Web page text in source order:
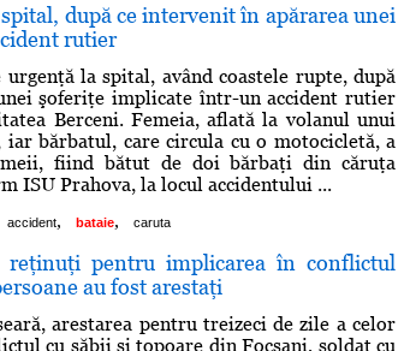
după ce intervenit în apărarea unei
rutier
la spital, având coastele rupte, după
şoferiţe implicate într-un accident rutier
Berceni. Femeia, aflată la volanul unui
bărbatul, care circula cu o motocicletă, a
fiind bătut de doi bărbaţi din căruţa
ISU Prahova, la locul accidentului ...
accident, bataie, caruta
reţinuţi pentru implicarea în conflictul
au fost arestaţi
arestarea pentru treizeci de zile a celor
cu săbii şi topoare din Focşani, soldat cu